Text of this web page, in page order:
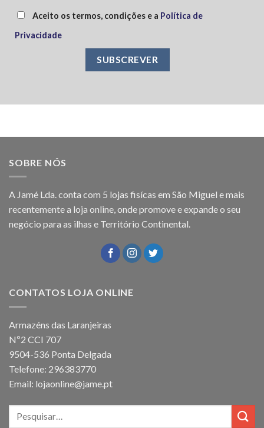
Aceito os termos, condições e a Política de
Privacidade
SOBRE NÓS
A Jamé Lda. conta com 5 lojas fisícas em São Miguel e mais
recentemente a loja online, onde promove e expande o seu
negócio para as ilhas e Território Continental.
CONTATOS LOJA ONLINE
Armazéns das Laranjeiras
Nº2 CCI 707
9504-536 Ponta Delgada
Telefone: 296383770
Email: lojaonline@jame.pt